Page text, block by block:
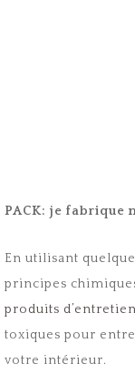
PACK: je fabrique
En utilisant
principes
produits d’entretien
toxiques pour
votre intérieur.